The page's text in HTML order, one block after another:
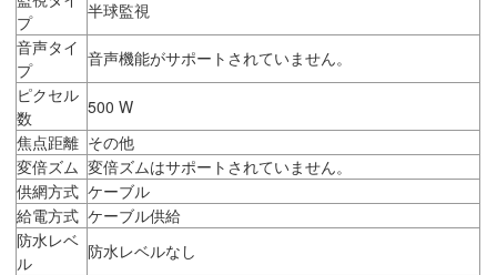
プ
半球監視
音声タイ
プ
音声機能がサポートされていません。
ピクセル
数
500 W
焦点距離 その他
変倍ズム 変倍ズムはサポートされていません。
供網方式 ケーブル
給電方式 ケーブル供給
防水レベ
ル
防水レベルなし